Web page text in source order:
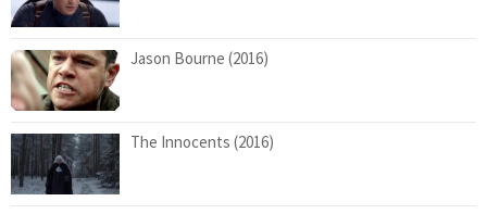
Jason Bourne (2016)
The Innocents (2016)